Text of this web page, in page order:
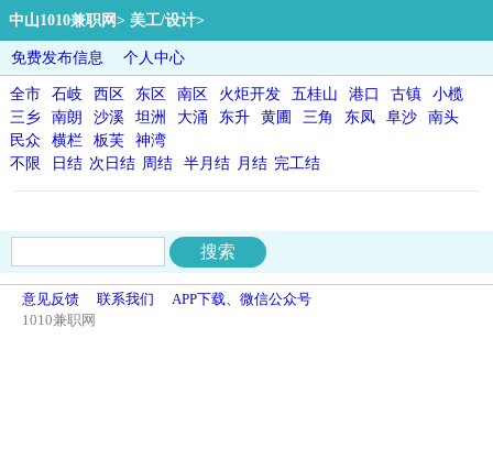
中山1010兼职网> 美工/设计>
免费发布信息 个人中心
全市 石岐 西区 东区 南区 火炬开发 五桂山 港口 古镇
小榄
三乡
南朗 沙溪 坦洲 大涌 东升 黄圃 三角 东凤 阜沙
南头
民众
横栏 板芙
神湾
不限
日结 次日结 周结 半月结 月结 完工结
意见反馈 联系我们
APP下载、微信公众号
1010兼职网